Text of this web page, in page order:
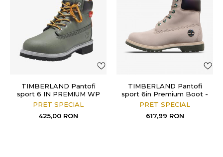
TIMBERLAND Pantofi
sport 6 IN PREMIUM WP
BOOT
PRET SPECIAL
425,00 RON
TIMBERLAND Pantofi
sport 6in Premium Boot -
W
PRET SPECIAL
617,99 RON